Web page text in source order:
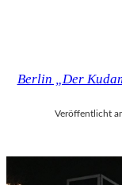
Berlin „Der
Veröffentlicht